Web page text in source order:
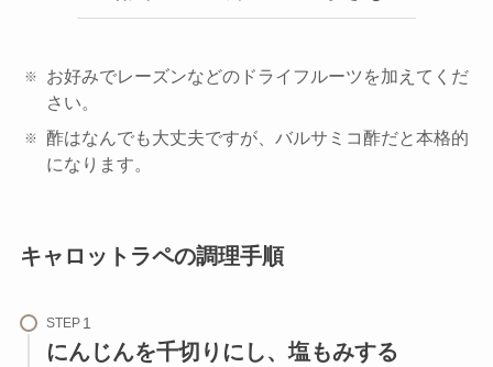
お好みでレーズンなどのドライフルーツを加えてくだ
さい。
酢はなんでも大丈夫ですが、バルサミコ酢だと本格的
になります。
キャロットラペの調理手順
STEP
にんじんを千切りにし、塩もみする